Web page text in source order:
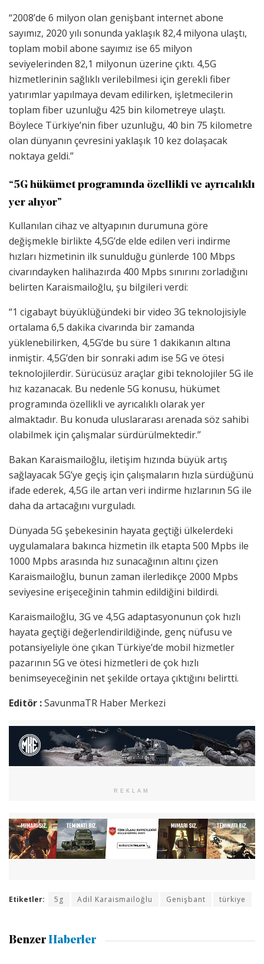
“2008’de 6 milyon olan genişbant internet abone
sayımız, 2020 yılı sonunda yaklaşık 82,4 milyona ulaştı,
toplam mobil abone sayımız ise 65 milyon
seviyelerinden 82,1 milyonun üzerine çıktı. 4,5G
hizmetlerinin sağlıklı verilebilmesi için gerekli fiber
yatırımlar yapılmaya devam edilirken, işletmecilerin
toplam fiber uzunluğu 425 bin kilometreye ulaştı.
Böylece Türkiye’nin fiber uzunluğu, 40 bin 75 kilometre
olan dünyanın çevresini yaklaşık 10 kez dolaşacak
noktaya geldi.”
“5G hükümet programında özellikli ve ayrıcalıklı
yer alıyor”
Kullanılan cihaz ve altyapının durumuna göre
değişmekle birlikte 4,5G’de elde edilen veri indirme
hızları hizmetinin ilk sunulduğu günlerde 100 Mbps
civarındayken halihazırda 400 Mpbs sınırını zorladığını
belirten Karaismailoğlu, şu bilgileri verdi:
“1 cigabayt büyüklüğündeki bir video 3G teknolojisiyle
ortalama 6,5 dakika civarında bir zamanda
yüklenebilirken, 4,5G’de bu süre 1 dakikanın altına
inmiştir. 4,5G’den bir sonraki adım ise 5G ve ötesi
teknolojilerdir. Sürücüsüz araçlar gibi teknolojiler 5G ile
hız kazanacak. Bu nedenle 5G konusu, hükümet
programında özellikli ve ayrıcalıklı olarak yer
almaktadır. Bu konuda uluslararası arenada söz sahibi
olabilmek için çalışmalar sürdürülmektedir.”
Bakan Karaismailoğlu, iletişim hızında büyük artış
sağlayacak 5G’ye geçiş için çalışmaların hızla sürdüğünü
ifade ederek, 4,5G ile artan veri indirme hızlarının 5G ile
daha da artacağını vurguladı.
Dünyada 5G şebekesinin hayata geçtiği ülkelerdeki
uygulamalara bakınca hizmetin ilk etapta 500 Mpbs ile
1000 Mpbs arasında hız sunacağının altını çizen
Karaismailoğlu, bunun zaman ilerledikçe 2000 Mpbs
seviyesine erişeceğinin tahmin edildiğini bildirdi.
Karaismailoğlu, 3G ve 4,5G adaptasyonunun çok hızlı
hayata geçtiği değerlendirildiğinde, genç nüfusu ve
potansiyeliyle öne çıkan Türkiye’de mobil hizmetler
pazarının 5G ve ötesi hizmetleri de çok hızlı
benimseyeceğinin net şekilde ortaya çıktığını belirtti.
Editör :SavunmaTR Haber Merkezi
REKLAM
Etiketler: 5g Adil Karaismailoğlu Genişbant türkiye
Benzer Haberler